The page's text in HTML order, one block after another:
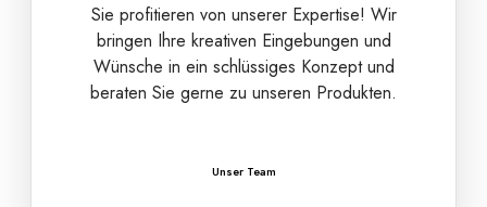
Sie profitieren von unserer Expertise! Wir
bringen Ihre kreativen Eingebungen und
Wünsche in ein schlüssiges Konzept und
beraten Sie gerne zu unseren Produkten.
Unser Team